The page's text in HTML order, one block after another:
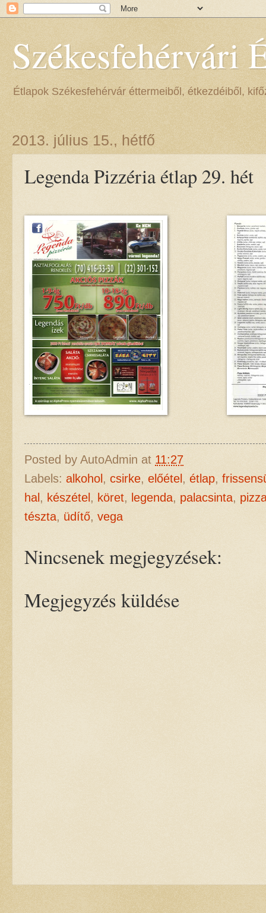
Székesfehérvári
Étlapok Székesfehérvár éttermeiből, étkezdéiből,
2013. július 15., hétfő
Legenda Pizzéria étlap 29. hét
Posted by AutoAdmin at 11:27
Labels: alkohol , csirke, előétel , étlap,
hal , készétel , köret, legenda, palacsinta,
tészta, üdítő, vega
Nincsenek megjegyzések:
Megjegyzés küldése